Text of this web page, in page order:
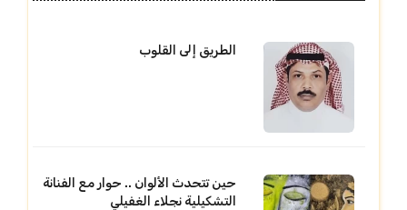
الطريق إلى القلوب
حين تتحدث الألوان .. حوار مع الفنانة
التشكيلية نجلاء الغفيلي